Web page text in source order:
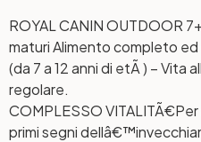
ROYAL CANIN OUTDOOR
maturi Alimento completo
(da 7 a 12 anni di etÃ ) –
regolare.
COMPLESSO VITALITÃ€
primi segni